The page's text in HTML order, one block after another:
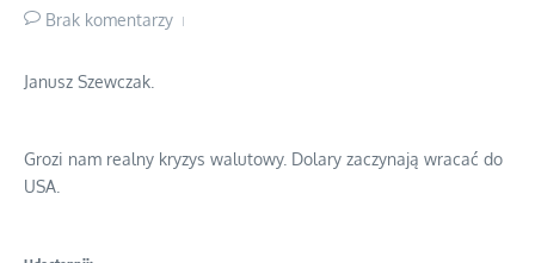
Brak komentarzy
Janusz Szewczak.
Grozi nam realny kryzys walutowy. Dolary zaczynają wracać do
USA.